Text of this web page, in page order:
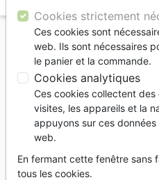
Accueil Livres
Connaissance de Dieu
La connaissance
Nature et caractère
Guy Zeller
Référence JEM0306
EditeurJEUNESSE EN
Cookies strictement
Ces cookies sont
web. Ils sont nécessaires
le panier et la commande.
Cookies analytiques
Ces cookies collectent des
visites, les appareils et la
appuyons sur ces
web.
En fermant cette fenêtre sans
tous les cookies.